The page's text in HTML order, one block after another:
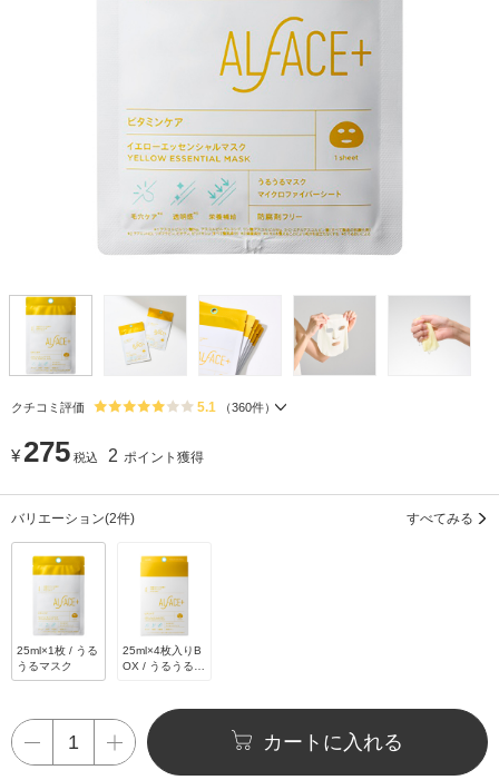
クチコミ評価 5.1 （360件）
¥ 275 税込 2 ポイント獲得
バリエーション(2件) すべてみる
25ml×1枚 / うる
うるマスク
25ml×4枚入りB
OX / うるうるマ
カートに入れる